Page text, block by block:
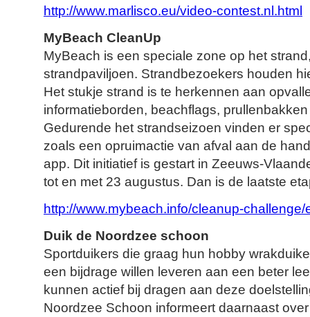
http://www.marlisco.eu/video-contest.nl.html
MyBeach CleanUp
MyBeach is een speciale zone op het
strandpaviljoen. Strandbezoekers houden
Het stukje strand is te herkennen aan
informatieborden, beachflags,
Gedurende het strandseizoen vinden er
zoals een opruimactie van afval aan de
app. Dit initiatief is gestart in Zeeuws-
tot en met 23 augustus. Dan is de laatste
http://www.mybeach.info/cleanup-challenge/
Duik de Noordzee schoon
Sportduikers die graag hun hobby
een bijdrage willen leveren aan een beter
kunnen actief bij dragen aan deze
Noordzee Schoon informeert daarnaast